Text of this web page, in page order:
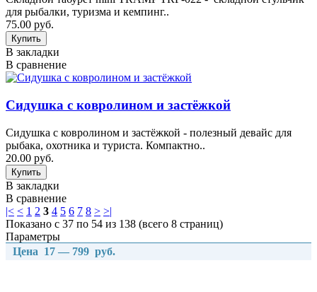
для рыбалки, туризма и кемпинг..
75.00 руб.
В закладки
В сравнение
Сидушка с ковролином и застёжкой
Сидушка с ковролином и застёжкой - полезный девайс для
рыбака, охотника и туриста. Компактно..
20.00 руб.
В закладки
В сравнение
|< < 1 2 3 4 5 6 7 8 > >|
Показано с 37 по 54 из 138 (всего 8 страниц)
Параметры
Цена 17 — 799 руб.